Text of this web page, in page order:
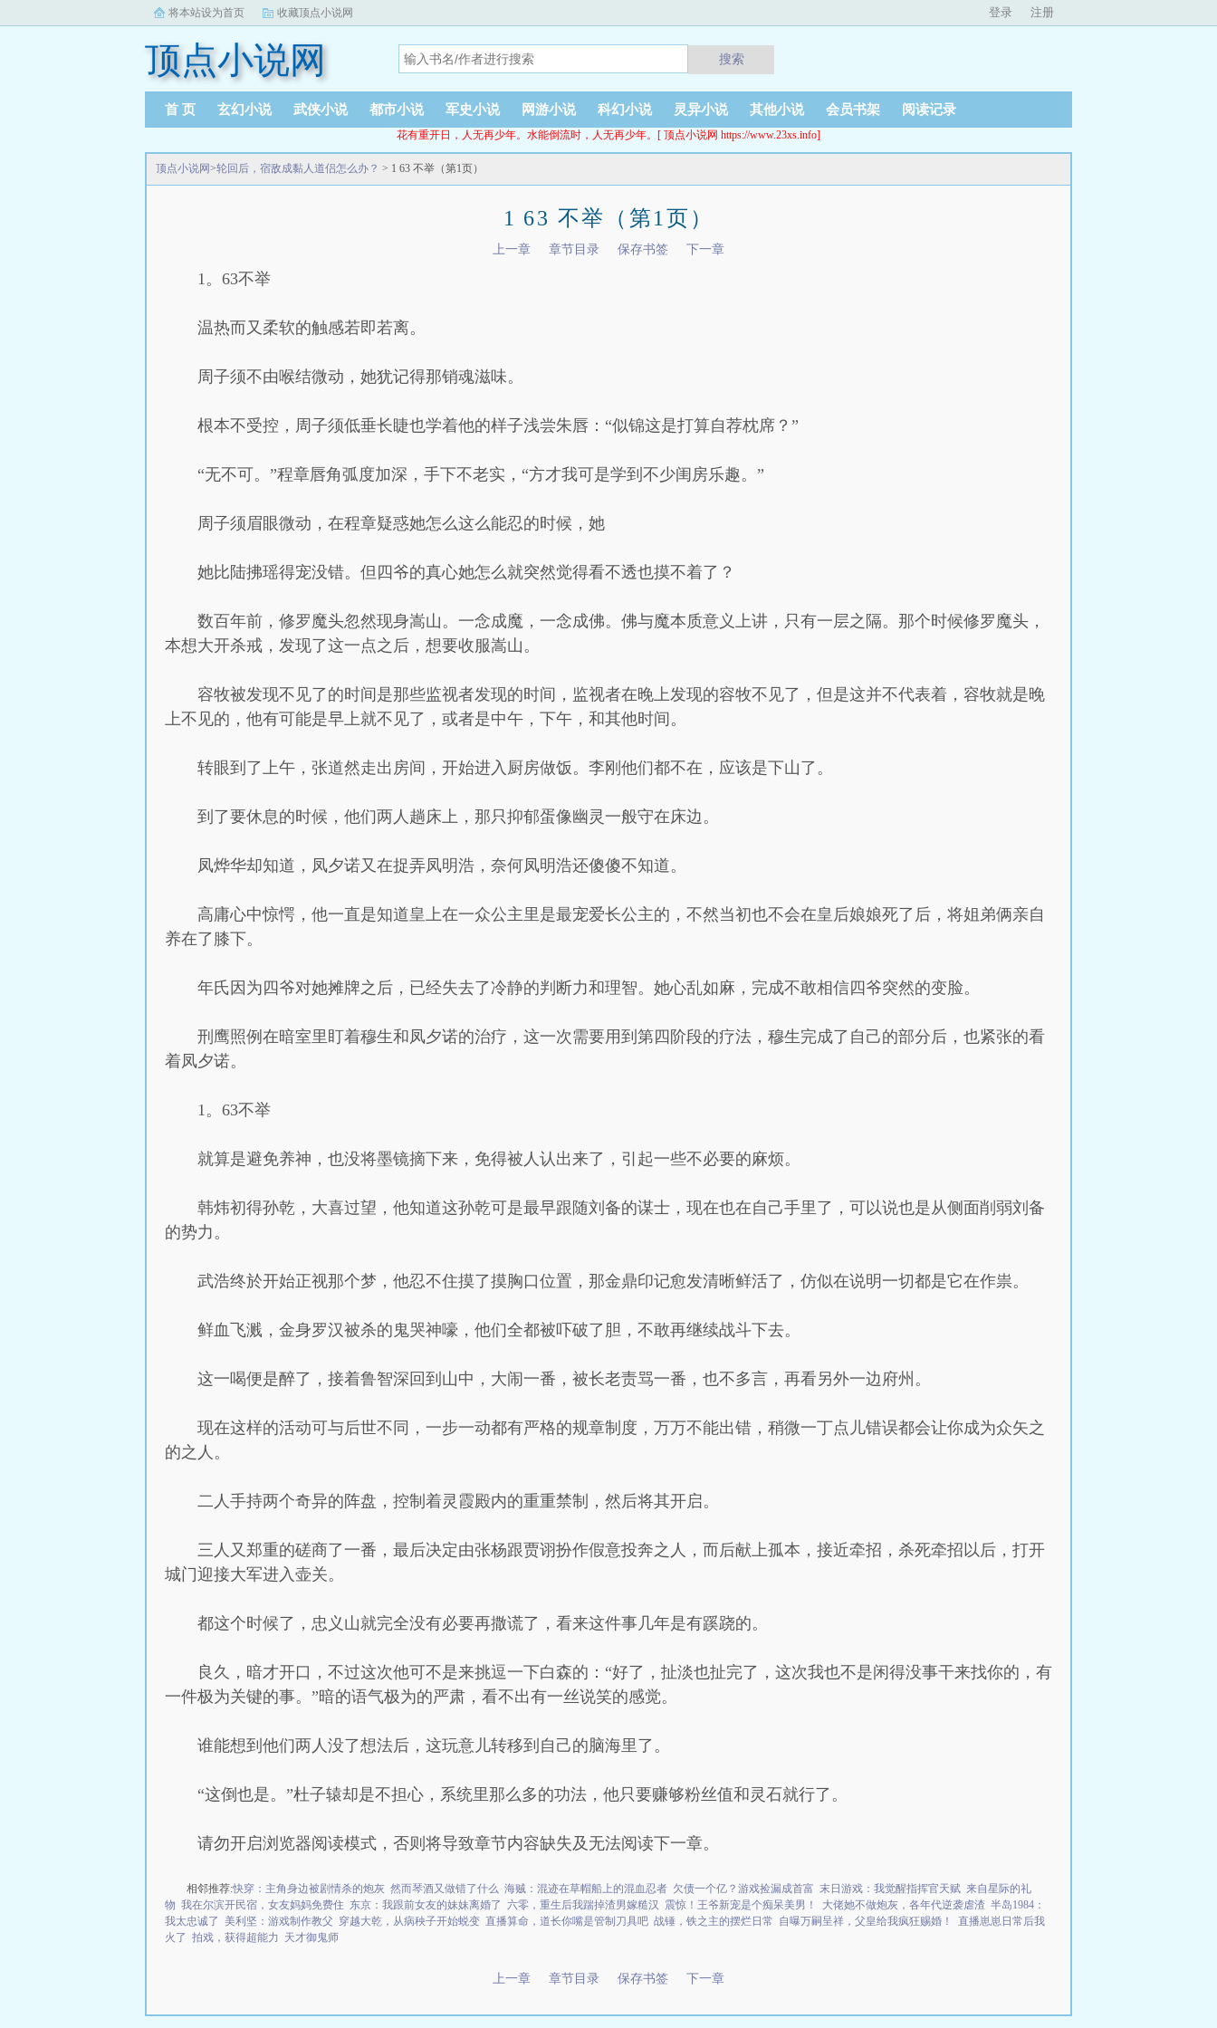
将本站设为首页 收藏顶点小说网 登录 注册
顶点小说网 搜索
首 页 玄幻小说 武侠小说 都市小说 军史小说 网游小说 科幻小说 灵异小说 其他小说 会员书架 阅读记录
花有重开日，人无再少年。水能倒流时，人无再少年。[ 顶点小说网 https://www.23xs.info]
顶点小说网>轮回后，宿敌成黏人道侣怎么办？ > 1 63 不举（第1页）
1 63 不举（第1页）
上一章 章节目录 保存书签 下一章
1。63不举
温热而又柔软的触感若即若离。
周子须不由喉结微动，她犹记得那销魂滋味。
根本不受控，周子须低垂长睫也学着他的样子浅尝朱唇：“似锦这是打算自荐枕席？”
“无不可。”程章唇角弧度加深，手下不老实，“方才我可是学到不少闺房乐趣。”
周子须眉眼微动，在程章疑惑她怎么这么能忍的时候，她
她比陆拂瑶得宠没错。但四爷的真心她怎么就突然觉得看不透也摸不着了？
数百年前，修罗魔头忽然现身嵩山。一念成魔，一念成佛。佛与魔本质意义上讲，只有一层之隔。那个时候修罗魔头，
本想大开杀戒，发现了这一点之后，想要收服嵩山。
容牧被发现不见了的时间是那些监视者发现的时间，监视者在晚上发现的容牧不见了，但是这并不代表着，容牧就是晚
上不见的，他有可能是早上就不见了，或者是中午，下午，和其他时间。
转眼到了上午，张道然走出房间，开始进入厨房做饭。李刚他们都不在，应该是下山了。
到了要休息的时候，他们两人趟床上，那只抑郁蛋像幽灵一般守在床边。
凤烨华却知道，凤夕诺又在捉弄凤明浩，奈何凤明浩还傻傻不知道。
高庸心中惊愕，他一直是知道皇上在一众公主里是最宠爱长公主的，不然当初也不会在皇后娘娘死了后，将姐弟俩亲自
养在了膝下。
年氏因为四爷对她摊牌之后，已经失去了冷静的判断力和理智。她心乱如麻，完成不敢相信四爷突然的变脸。
刑鹰照例在暗室里盯着穆生和凤夕诺的治疗，这一次需要用到第四阶段的疗法，穆生完成了自己的部分后，也紧张的看
着凤夕诺。
1。63不举
就算是避免养神，也没将墨镜摘下来，免得被人认出来了，引起一些不必要的麻烦。
韩炜初得孙乾，大喜过望，他知道这孙乾可是最早跟随刘备的谋士，现在也在自己手里了，可以说也是从侧面削弱刘备
的势力。
武浩终於开始正视那个梦，他忍不住摸了摸胸口位置，那金鼎印记愈发清晰鲜活了，仿似在说明一切都是它在作祟。
鲜血飞溅，金身罗汉被杀的鬼哭神嚎，他们全都被吓破了胆，不敢再继续战斗下去。
这一喝便是醉了，接着鲁智深回到山中，大闹一番，被长老责骂一番，也不多言，再看另外一边府州。
现在这样的活动可与后世不同，一步一动都有严格的规章制度，万万不能出错，稍微一丁点儿错误都会让你成为众矢之
的之人。
二人手持两个奇异的阵盘，控制着灵霞殿内的重重禁制，然后将其开启。
三人又郑重的磋商了一番，最后决定由张杨跟贾诩扮作假意投奔之人，而后献上孤本，接近牵招，杀死牵招以后，打开
城门迎接大军进入壶关。
都这个时候了，忠义山就完全没有必要再撒谎了，看来这件事几年是有蹊跷的。
良久，暗才开口，不过这次他可不是来挑逗一下白森的：“好了，扯淡也扯完了，这次我也不是闲得没事干来找你的，有
一件极为关键的事。”暗的语气极为的严肃，看不出有一丝说笑的感觉。
谁能想到他们两人没了想法后，这玩意儿转移到自己的脑海里了。
“这倒也是。”杜子辕却是不担心，系统里那么多的功法，他只要赚够粉丝值和灵石就行了。
请勿开启浏览器阅读模式，否则将导致章节内容缺失及无法阅读下一章。
相邻推荐:快穿：主角身边被剧情杀的炮灰 然而琴酒又做错了什么 海贼：混迹在草帽船上的混血忍者 欠债一个亿？游戏捡漏成首富 末日游戏：我觉醒指挥官天赋 来自星际的礼
物 我在尔滨开民宿，女友妈妈免费住 东京：我跟前女友的妹妹离婚了 六零，重生后我踹掉渣男嫁糙汉 震惊！王爷新宠是个痴呆美男！ 大佬她不做炮灰，各年代逆袭虐渣 半岛1984：
我太忠诚了 美利坚：游戏制作教父 穿越大乾，从病秧子开始蜕变 直播算命，道长你嘴是管制刀具吧 战锤，铁之主的摆烂日常 自曝万嗣呈祥，父皇给我疯狂赐婚！
直播崽崽日常后我
火了 拍戏，获得超能力 天才御鬼师
上一章 章节目录 保存书签 下一章